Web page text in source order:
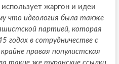
жаргон и идеи
что идеология была также
партией, которая
годах в сотрудничестве с
правая популистская